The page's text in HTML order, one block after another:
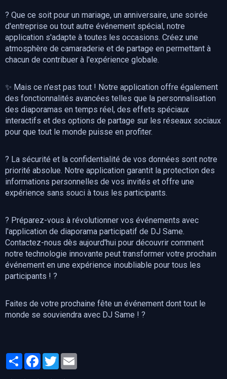
? Que ce soit pour un mariage, un anniversaire, une soirée
d'entreprise ou tout autre événement spécial, notre
application s'adapte à toutes les occasions. Créez une
atmosphère de camaraderie et de partage en permettant à
chacun de contribuer à l'expérience globale.
✨ Mais ce n'est pas tout ! Notre application offre également
des fonctionnalités avancées telles que la personnalisation
des diaporamas en temps réel, des effets spéciaux
interactifs et des options de partage sur les réseaux sociaux
pour que tout le monde puisse en profiter.
? La sécurité et la confidentialité de vos données sont notre
priorité absolue. Notre application garantit la protection des
informations personnelles de vos invités et offre une
expérience sans souci à tous les participants.
? Préparez-vous à révolutionner vos événements avec
l'application de diaporama participatif de DJ Same.
Contactez-nous dès aujourd'hui pour découvrir comment
notre technologie innovante peut transformer votre prochain
événement en une expérience inoubliable pour tous les
participants ! ?
Faites de votre prochaine fête un événement dont tout le
monde se souviendra avec DJ Same ! ?
PartagerFacebook
Twitter